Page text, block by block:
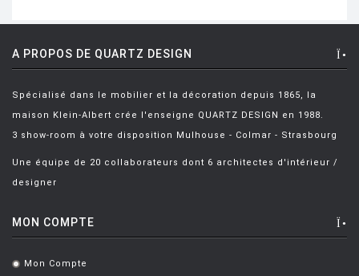
A PROPOS DE QUARTZ DESIGN
Spécialisé dans le mobilier et la décoration depuis 1865, la
maison Klein-Albert crée l'enseigne QUARTZ DESIGN en 1988.
3 show-room à votre disposition Mulhouse - Colmar - Strasbourg
Une équipe de 20 collaborateurs dont 6 architectes d'intérieur /
designer
MON COMPTE
. Mon Compte